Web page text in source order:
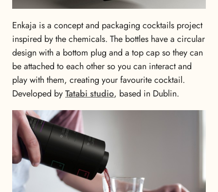
Enkaja is a concept and packaging cocktails project
inspired by the chemicals. The bottles have a circular
design with a bottom plug and a top cap so they can
be attached to each other so you can interact and
play with them, creating your favourite cocktail.
Developed byTatabi studio, based in Dublin.